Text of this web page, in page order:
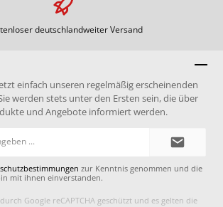
deutschlandweiter Versand
einfach unseren regelmäßig erscheinenden
werden stets unter den Ersten sein, die über
und Angebote informiert werden.
zur Kenntnis genommen und die
mit ihnen einverstanden.
Google reCAPTCHA geschützt und es gelten die